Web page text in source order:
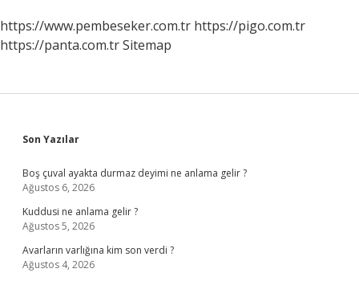
https://www.pembeseker.com.tr https://pigo.com.tr
https://panta.com.trSitemap
Sidebar
Son Yazılar
Boş çuval ayakta durmaz deyimi ne anlama gelir ?
Ağustos 6, 2026
Kuddusi ne anlama gelir ?
Ağustos 5, 2026
Avarların varlığına kim son verdi ?
Ağustos 4, 2026